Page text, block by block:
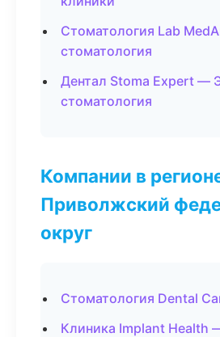
Стоматология Lab
стоматология
Дентал Stoma Expert —
стоматология
Компании в
Приволжский
округ
Стоматология Dental
Клиника Implant Health